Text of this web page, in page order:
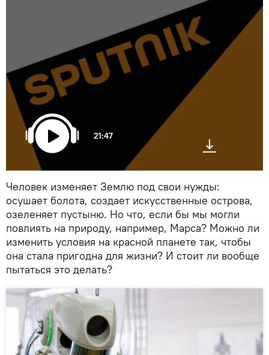
21:47
Человек изменяет Землю под свои нужды:
осушает болота, создает искусственные острова,
озеленяет пустыню. Но что, если бы мы могли
повлиять на природу, например, Марса? Можно ли
изменить условия на красной планете так, чтобы
она стала пригодна для жизни? И стоит ли вообще
пытаться это делать?